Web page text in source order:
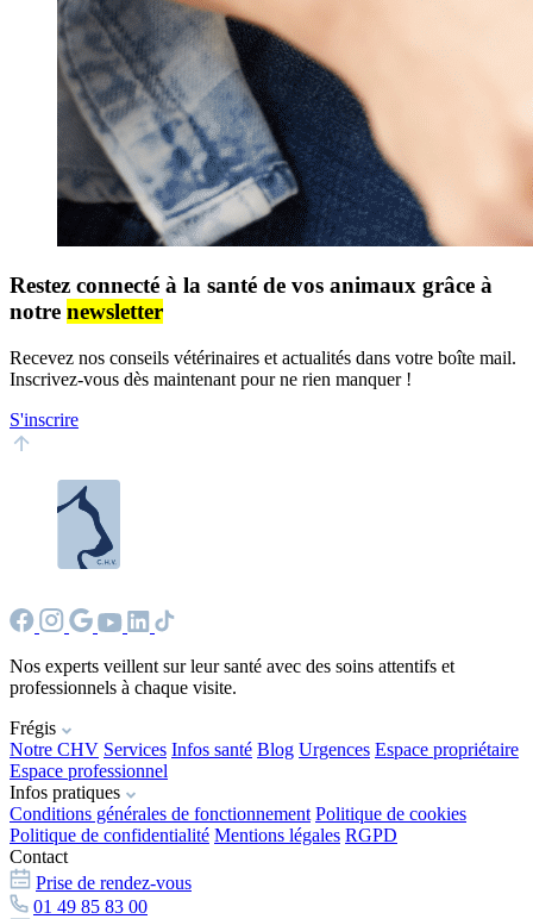
Restez connecté à la santé de vos animaux grâce à
notre newsletter
Recevez nos conseils vétérinaires et actualités dans votre boîte mail.
Inscrivez-vous dès maintenant pour ne rien manquer !
S'inscrire
Nos experts veillent sur leur santé avec des soins attentifs et
professionnels à chaque visite.
Frégis
Notre CHV Services Infos santé Blog Urgences Espace propriétaire
Espace professionnel
Infos pratiques
Conditions générales de fonctionnement Politique de cookies
Politique de confidentialité Mentions légales RGPD
Contact
Prise de rendez-vous
01 49 85 83 00